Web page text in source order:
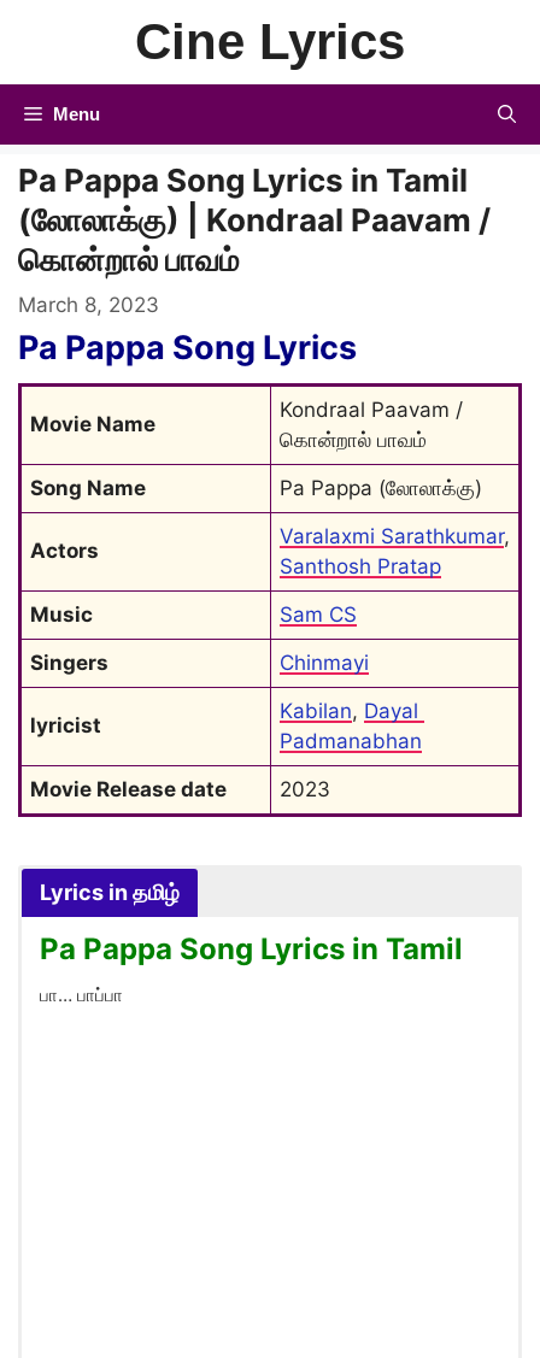
Cine Lyrics
Menu
Pa Pappa Song Lyrics in Tamil
(லோலாக்கு) | Kondraal Paavam /
கொன்றால் பாவம்
March 8, 2023
Pa Pappa Song Lyrics
Movie Name
Kondraal Paavam /
கொன்றால் பாவம்
Song Name
Pa Pappa (லோலாக்கு)
Actors
Varalaxmi Sarathkumar
Santhosh Pratap
Music
Sam CS
Singers
Chinmayi
lyricist
Kabilan, Dayal
Padmanabhan
Movie Release date
2023
Lyrics in தமிழ்
Pa Pappa Song Lyrics in Tamil
பா… பாப்பா